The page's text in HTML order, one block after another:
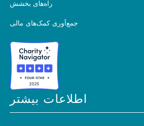
راه‌های بخشش
جمع‌آوری کمک‌های مالی
اطلاعات بیشتر